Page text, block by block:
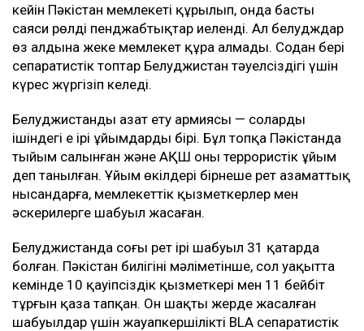
кейін Пәкістан мемлекеті құрылып, онда басты
саяси рөлді пенджабтықтар иеленді. Ал белудждар
өз алдына жеке мемлекет құра алмады. Содан бері
сепаратистік топтар Белуджистан тәуелсіздігі үшін
күрес жүргізіп келеді.
Белуджистанды азат ету армиясы — солардың
ішіндегі ең ірі ұйымдардың бірі. Бұл топқа Пәкістанда
тыйым салынған және АҚШ оны террористік ұйым
деп танылған. Ұйым өкілдері бірнеше рет азаматтық
нысандарға, мемлекеттік қызметкерлер мен
әскерилерге шабуыл жасаған.
Белуджистанда соңғы рет ірі шабуыл 31 қаңтарда
болған. Пәкістан билігінің мәліметінше, сол уақытта
кемінде 10 қауіпсіздік қызметкері мен 11 бейбіт
тұрғын қаза тапқан. Он шақты жерде жасалған
шабуылдар үшін жауапкершілікті BLA сепаратистік